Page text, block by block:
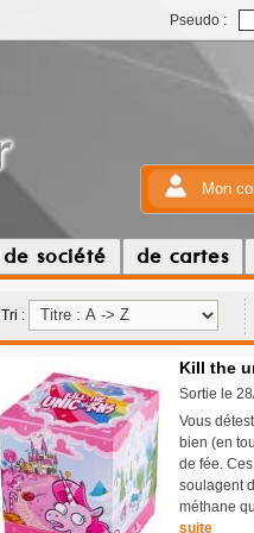
Pseudo :
Mon
de société de cartes
Tri :
Kill the
Sortie le
Vous
bien (en
de fée.
soulagent
méthane
suite